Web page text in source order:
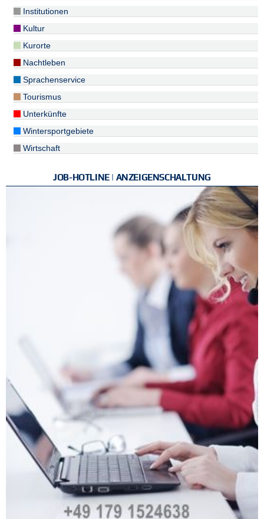
Institutionen
Kultur
Kurorte
Nachtleben
Sprachenservice
Tourismus
Unterkünfte
Wintersportgebiete
Wirtschaft
JOB-HOTLINE | ANZEIGENSCHALTUNG